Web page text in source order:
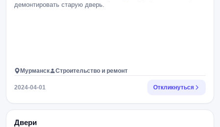
демонтировать старую дверь.
Мурманск Строительство и ремонт
2024-04-01 Откликнуться
Двери